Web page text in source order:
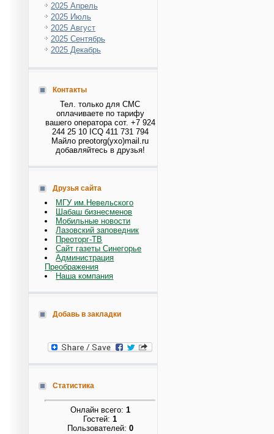
2025 Апрель
2025 Июль
2025 Август
2025 Сентябрь
2025 Декабрь
Контакты
Тел. только для СМС
оплачиваете по тарифу
вашего оператора сот. +7 924
244 25 10 ICQ 411 731 794
Майло preotorg(ухо)mail.ru
добавляйтесь в друзья!
Друзья сайта
МГУ им.Невельского
Шабаш бизнесменов
Мобильные новости
Лазовский заповедник
Преоторг-ТВ
Сайт газеты Синегорье
Администрация
Преображения
Наша компания
Добавь в закладки
Статистика
Онлайн всего: 1
Гостей: 1
Пользователей: 0